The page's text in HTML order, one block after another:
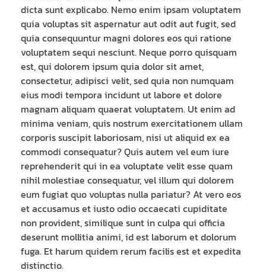
dicta sunt explicabo. Nemo enim ipsam voluptatem
quia voluptas sit aspernatur aut odit aut fugit, sed
quia consequuntur magni dolores eos qui ratione
voluptatem sequi nesciunt. Neque porro quisquam
est, qui dolorem ipsum quia dolor sit amet,
consectetur, adipisci velit, sed quia non numquam
eius modi tempora incidunt ut labore et dolore
magnam aliquam quaerat voluptatem. Ut enim ad
minima veniam, quis nostrum exercitationem ullam
corporis suscipit laboriosam, nisi ut aliquid ex ea
commodi consequatur? Quis autem vel eum iure
reprehenderit qui in ea voluptate velit esse quam
nihil molestiae consequatur, vel illum qui dolorem
eum fugiat quo voluptas nulla pariatur? At vero eos
et accusamus et iusto odio occaecati cupiditate
non provident, similique sunt in culpa qui officia
deserunt mollitia animi, id est laborum et dolorum
fuga. Et harum quidem rerum facilis est et expedita
distinctio.